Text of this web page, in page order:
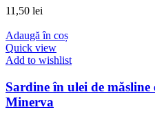
11,50 lei
Adaugă în coș
Quick view
Add to wishlist
Sardine în ulei de
Minerva